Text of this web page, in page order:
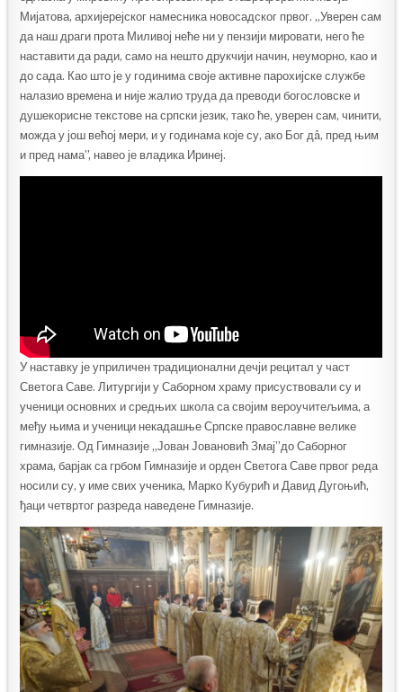
Мијатова, архијерејског намесника новосадског првог. „Уверен сам
да наш драги прота Миливој неће ни у пензији мировати, него ће
наставити да ради, само на нешто друкчији начин, неуморно, као и
до сада. Као што је у годинима своје активне парохијске службе
налазио времена и није жалио труда да преводи богословске и
душекорисне текстове на српски језик, тако ће, уверен сам, чинити,
можда у још већој мери, и у годинама које су, ако Бог дâ, пред њим
и пред нама”, навео је владика Иринеј.
У наставку је уприличен традиционални дечји рецитал у част
Светога Саве. Литургији у Саборном храму присуствовали су и
ученици основних и средњих школа са својим вероучитељима, а
међу њима и ученици некадашње Српске православне велике
гимназије. Од Гимназије „Јован Јовановић Змај”до Саборног
храма, барјак са грбом Гимназије и орден Светога Саве првог реда
носили су, у име свих ученика, Марко Кубурић и Давид Дугоњић,
ђаци четвртог разреда наведене Гимназије.